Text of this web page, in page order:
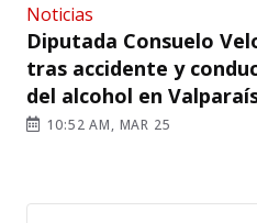
Noticias
Diputada Consuelo
tras accidente y
del alcohol en
10:52 AM, MAR 25